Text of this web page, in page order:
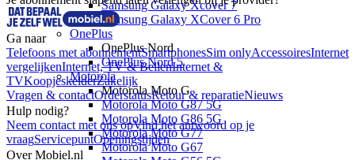
Samsung Galaxy Xcover 7
Samsung Galaxy XCover 6 Pro
OnePlus
OnePlus Nord
OnePlus Nord 5
Motorola
Motorola Moto G
Motorola Moto G87 5G
Motorola Moto G86 5G
Motorola Moto G77
Motorola Moto G67
Ga naar
Telefoons met abonnementSmartphonesSim onlyAccessoiresInternet
vergelijkenInternet, TV & BellenInternet &
TVKoopjeskelderZakelijk
Vragen & contactOrderstatusRetour & reparatieNieuws
Hulp nodig?
Neem contact met ons opVind het antwoord op je
vraagServicepuntOpeningstijden
Over Mobiel.nl